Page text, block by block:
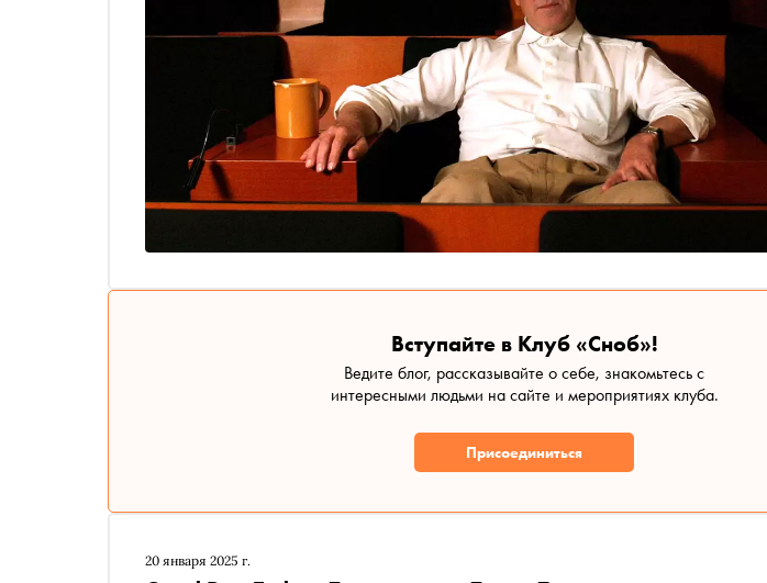
Вступайте в Клуб «Сноб»!
Ведите блог, рассказывайте о себе, знакомьтесь с
интересными людьми на сайте и мероприятиях клуба.
Присоединиться
20 января 2025 г.